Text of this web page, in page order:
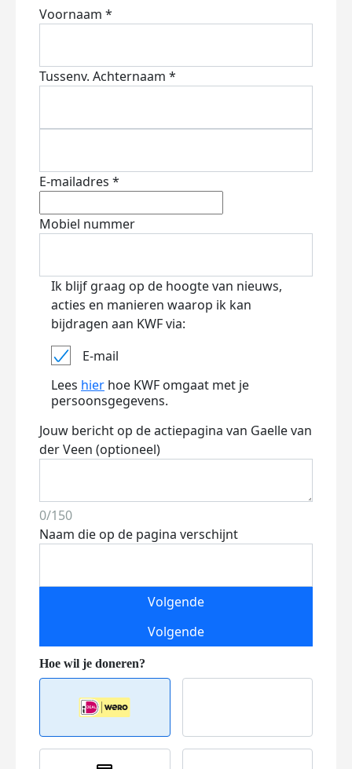
Voornaam *
Tussenv. Achternaam *
E-mailadres *
Mobiel nummer
Ik blijf graag op de hoogte van nieuws,
acties en manieren waarop ik kan
bijdragen aan KWF via:
E-mail
Lees hier hoe KWF omgaat met je
persoonsgegevens.
Jouw bericht op de actiepagina van Gaelle van
der Veen (optioneel)
0/150
Naam die op de pagina verschijnt
Volgende
Volgende